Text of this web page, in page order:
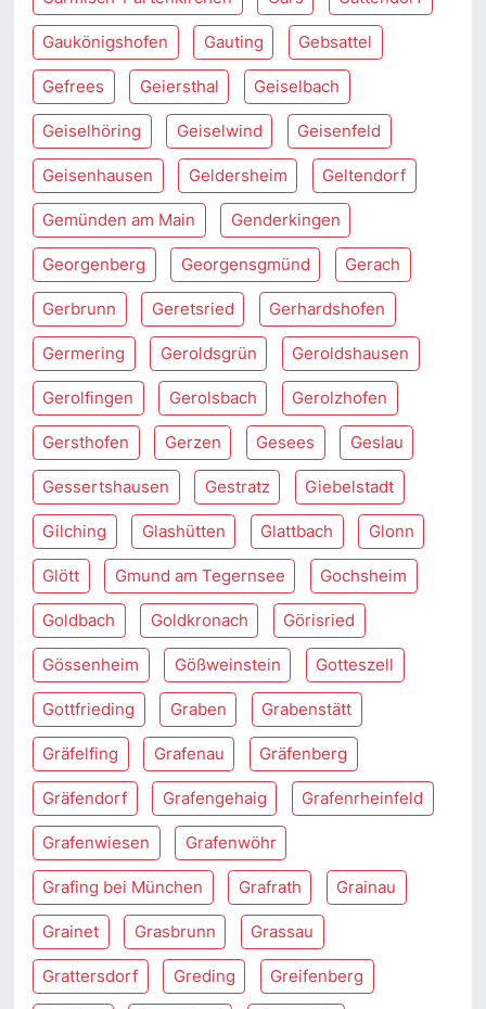
Gaukönigshofen Gauting Gebsattel
Gefrees Geiersthal Geiselbach
Geiselhöring Geiselwind Geisenfeld
Geisenhausen Geldersheim Geltendorf
Gemünden am Main Genderkingen
Georgenberg Georgensgmünd Gerach
Gerbrunn Geretsried Gerhardshofen
Germering Geroldsgrün Geroldshausen
Gerolfingen Gerolsbach Gerolzhofen
Gersthofen Gerzen Gesees Geslau
Gessertshausen Gestratz Giebelstadt
Gilching Glashütten Glattbach Glonn
Glött Gmund am Tegernsee Gochsheim
Goldbach Goldkronach Görisried
Gössenheim Gößweinstein Gotteszell
Gottfrieding Graben Grabenstätt
Gräfelfing Grafenau Gräfenberg
Gräfendorf Grafengehaig Grafenrheinfeld
Grafenwiesen Grafenwöhr
Grafing bei München Grafrath Grainau
Grainet Grasbrunn Grassau
Grattersdorf Greding Greifenberg